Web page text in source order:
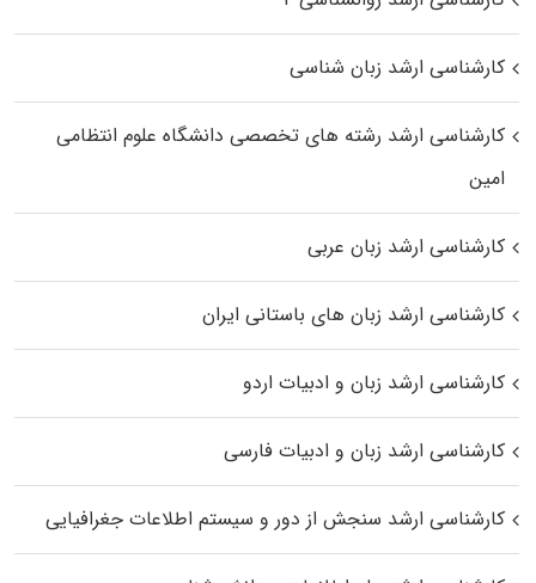
کارشناسی ارشد زبان شناسی
کارشناسی ارشد رﺷﺘﻪ ﻫﺎی تخصصی داﻧﺸﮕﺎه ﻋﻠﻮم انتظامی
اﻣﻴﻦ
کارشناسی ارشد زبان عربی
کارشناسی ارشد زبان‌ های باستانی ایران
کارشناسی ارشد زبان و ادبیات اردو
کارشناسی ارشد زبان و ادبیات فارسی
کارشناسی ارشد سنجش از دور و سیستم اطلاعات جغرافیایی